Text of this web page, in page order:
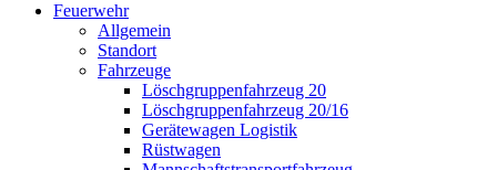
Feuerwehr
Allgemein
Standort
Fahrzeuge
Löschgruppen­fahrzeug 20
Lösch­gruppen­fahrzeug 20/16
Geräte­wagen Logistik
Rüst­wagen